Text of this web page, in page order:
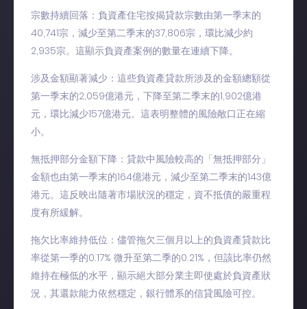
宗數持續回落：負資產住宅按揭貸款宗數由第一季末的
40,741宗，減少至第二季末的37,806宗，環比減少約
2,935宗。這顯示負資產案例的數量在連續下降。
涉及金額顯著減少：這些負資產貸款所涉及的金額總額從
第一季末的2,059億港元，下降至第二季末的1,902億港
元，環比減少157億港元。這表明整體的風險敞口正在縮
小。
無抵押部分金額下降：貸款中風險較高的「無抵押部分」
金額也由第一季末的164億港元，減少至第二季末的143億
港元。這反映出隨著市場狀況的穩定，資不抵債的嚴重程
度有所緩解。
拖欠比率維持低位：儘管拖欠三個月以上的負資產貸款比
率從第一季的0.17% 微升至第二季的0.21%，但該比率仍然
維持在極低的水平，顯示絕大部分業主即使處於負資產狀
況，其還款能力依然穩定，銀行體系的信貸風險可控。